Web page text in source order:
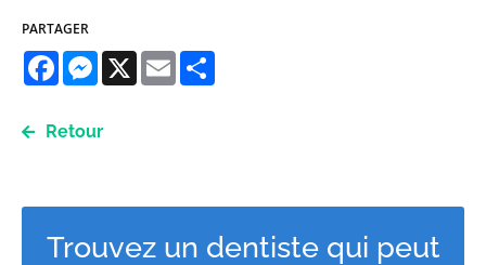
PARTAGER
FacebookMessenger
X Email
Retour
Trouvez un dentiste qui peut